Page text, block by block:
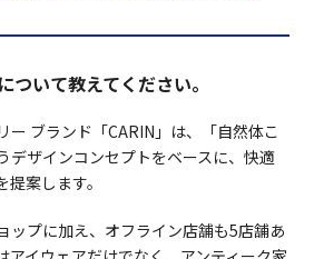
ついて教えてください。
ー ブランド「CARIN」は、「自然体こ
デザインコンセプトをベースに、快適
案します。
ップに加え、オフライン店舗も5店舗あ